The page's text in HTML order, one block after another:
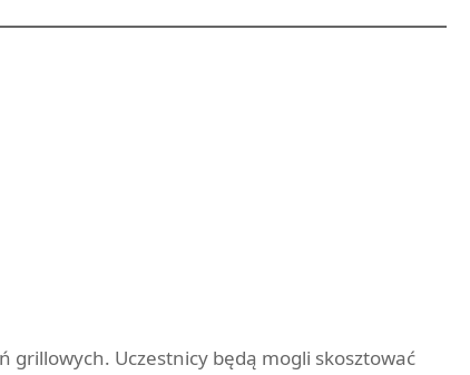
grillowych. Uczestnicy będą mogli skosztować